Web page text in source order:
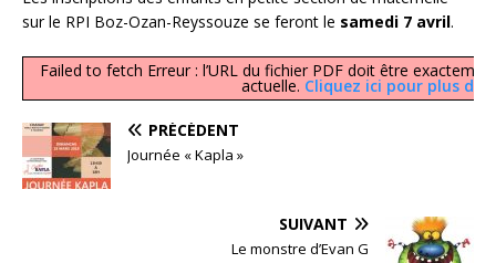
sur le RPI Boz-Ozan-Reyssouze se feront le samedi 7 avril.
Failed to fetch Erreur : l’URL du fichier PDF doit être
actuelle. Cliquez ici pour plus
PRÉCÉDENT
Journée « Kapla »
SUIVANT
Le monstre d’Evan G